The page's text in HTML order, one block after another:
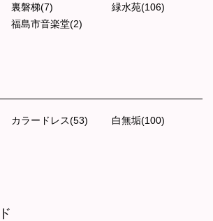
裏磐梯(7)
緑水苑(106)
福島市音楽堂(2)
カラードレス(53) 白無垢(100)